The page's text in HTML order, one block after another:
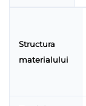
Structura
materialului